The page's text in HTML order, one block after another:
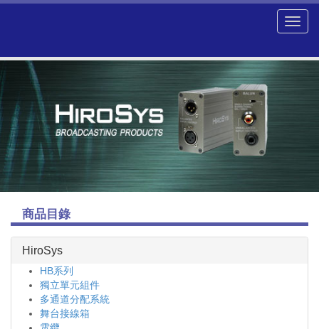
商品目錄
HiroSys
HB系列
獨立單元組件
多通道分配系統
舞台接線箱